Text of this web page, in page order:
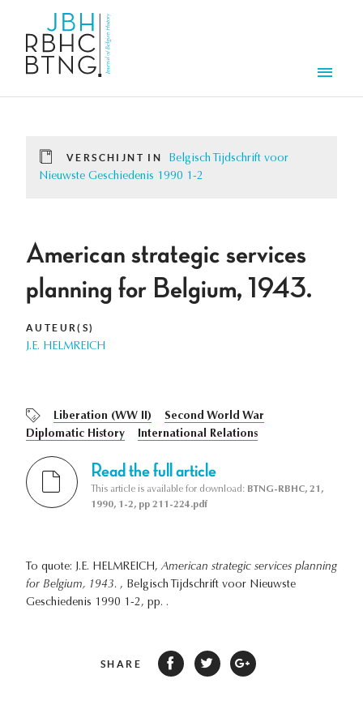
VERSCHIJNT IN
Belgisch Tijdschrift voor
Nieuwste Geschiedenis 1990 1-2
American strategic services
planning for Belgium, 1943.
AUTEUR(S)
J.E. HELMREICH
Liberation (WW II)
Second World War
Diplomatic History
International Relations
Read the full article
This article is available for download: BTNG-RBHC, 21,
1990, 1-2, pp 211-224.pdf
To quote: J.E. HELMREICH, American strategic services planning
for Belgium, 1943. , Belgisch Tijdschrift voor Nieuwste
Geschiedenis 1990 1-2, pp. .
SHARE